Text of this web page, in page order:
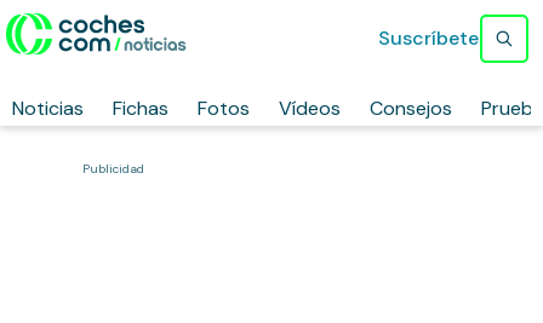
Noticias Fichas Fotos Vídeos Consejos
Suscríbete
Publicidad